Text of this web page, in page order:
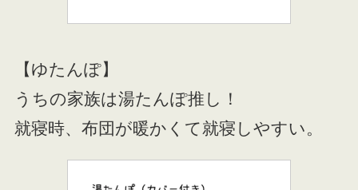
【ゆたんぽ】
うちの家族は湯たんぽ推し！
就寝時、布団が暖かくて就寝しやすい。